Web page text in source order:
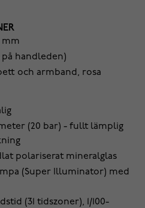
mm
handleden)
och armband, rosa
(20 bar) - fullt lämplig
polariserat mineralglas
(Super Illuminator) med
(31 tidszoner), 1/100-